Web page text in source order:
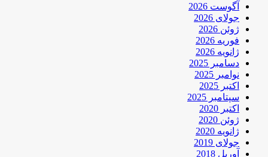
آگوست 2026
جولای 2026
ژوئن 2026
فوریه 2026
ژانویه 2026
دسامبر 2025
نوامبر 2025
اکتبر 2025
سپتامبر 2025
اکتبر 2020
ژوئن 2020
ژانویه 2020
جولای 2019
آوریل 2018